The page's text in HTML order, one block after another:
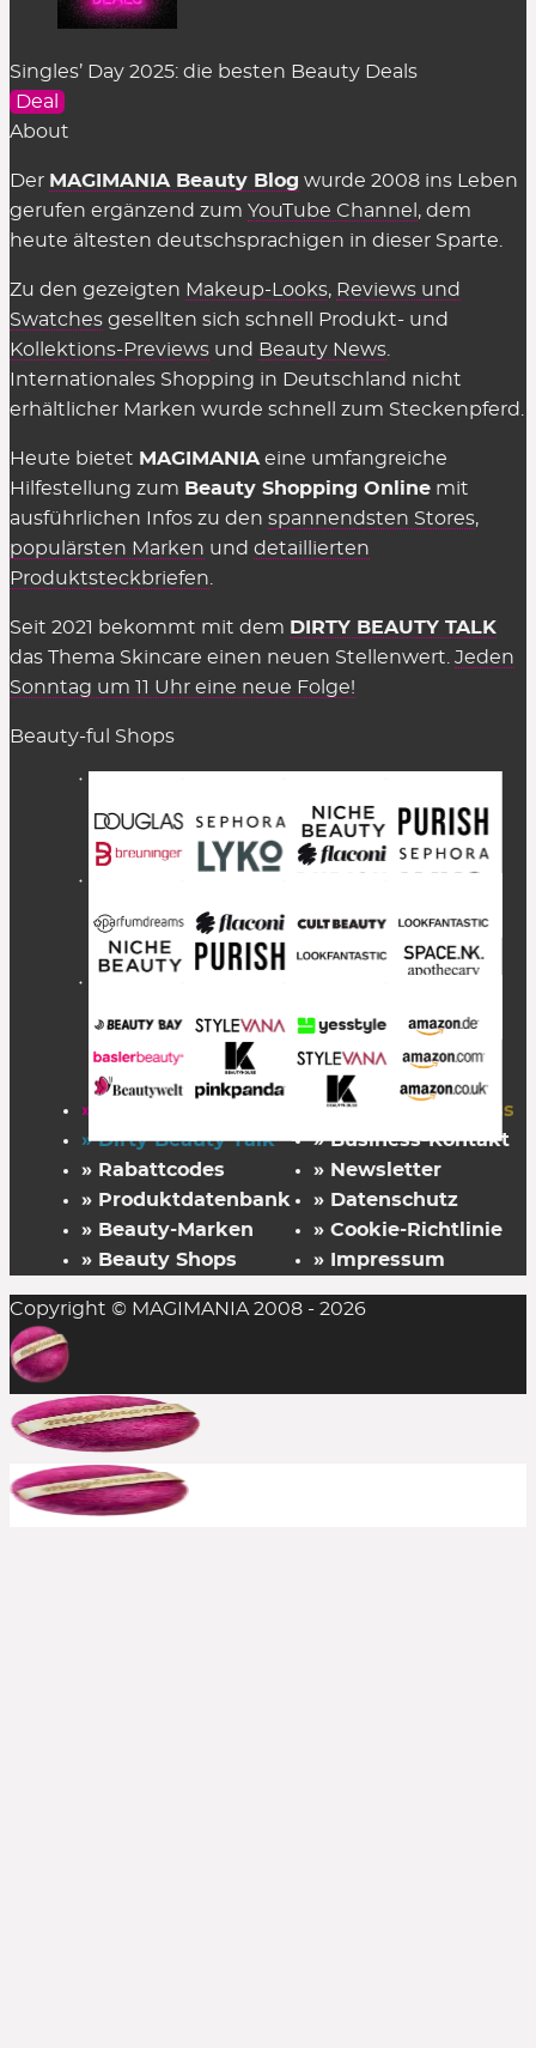
Singles’ Day 2025: die besten Beauty Deals
Deal
About
Der MAGIMANIA Beauty Blog wurde 2008 ins Leben
gerufen ergänzend zum YouTube Channel , dem
heute ältesten deutschsprachigen in dieser Sparte.
Zu den gezeigten Makeup-Looks, Reviews und
Swatches gesellten sich schnell Produkt- und
Kollektions-Previews und Beauty News
Internationales Shopping in Deutschland nicht
erhältlicher Marken wurde schnell zum Steckenpferd.
Heute bietet MAGIMANIA eine umfangreiche
Hilfestellung zum Beauty Shopping Online mit
ausführlichen Infos zu den spannendsten Stores,
populärsten Marken und detaillierten
Produktsteckbriefen
Seit 2021 bekommt mit dem DIRTY BEAUTY TALK
das Thema Skincare einen neuen Stellenwert. Jeden
Sonntag um 11 Uhr eine neue Folge!
Beauty-ful Shops
» Startseite
» Dirty Beauty Talk
» Rabattcodes
» Produktdatenbank
» Beauty-Marken
» Beauty Shops
» FAZ Kaufkompass
» Business-Kontakt
» Newsletter
» Datenschutz
» Cookie-Richtlinie
» Impressum
Copyright © MAGIMANIA 2008 - 2026